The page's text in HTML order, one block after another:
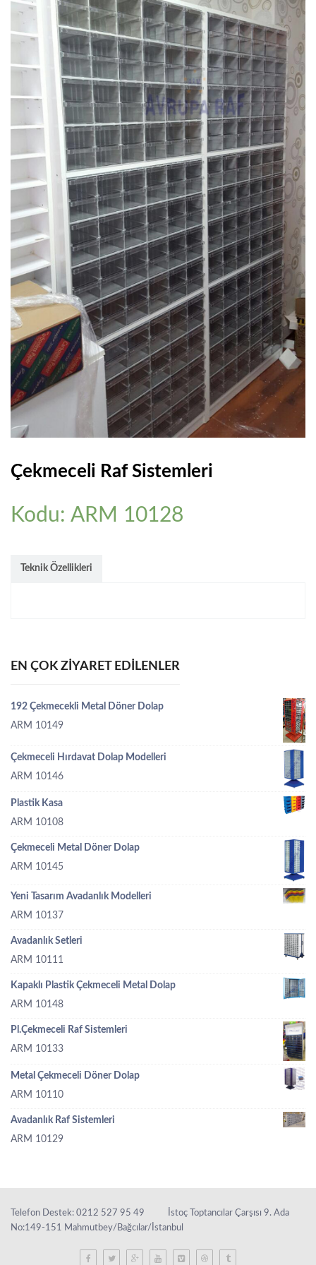
Çekmeceli Raf Sistemleri
Kodu: ARM 10128
Teknik Özellikleri
EN ÇOK ZIYARET EDILENLER
192 Çekmecekli Metal Döner Dolap
ARM 10149
Çekmeceli Hırdavat Dolap Modelleri
ARM 10146
Plastik Kasa
ARM 10108
Çekmeceli Metal Döner Dolap
ARM 10145
Yeni Tasarım Avadanlık Modelleri
ARM 10137
Avadanlık Setleri
ARM 10111
Kapaklı Plastik Çekmeceli Metal Dolap
ARM 10148
Pl.Çekmeceli Raf Sistemleri
ARM 10133
Metal Çekmeceli Döner Dolap
ARM 10110
Avadanlık Raf Sistemleri
ARM 10129
Telefon Destek: 0212 527 95 49
İstoç Toptancılar Çarşısı 9. Ada
No:149-151 Mahmutbey/Bağcılar/İstanbul
PLASTIK ÇEKMECELI AVADANLIK
BANKO&VITRIN
CAMLI VITRIN BANKOLARI
AKSESUARLAR
MANKEN & PLEXI
REFERANSLAR
ONLINE KATALOG
BASINDA BIZ
KURUMSAL
İLETIŞIM